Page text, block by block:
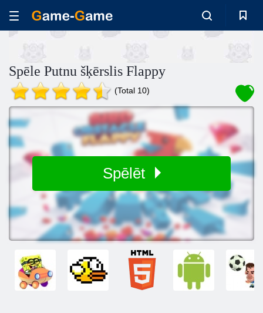
Spēle Putnu šķērslis Flappy
(Total 10)
Spēlēt